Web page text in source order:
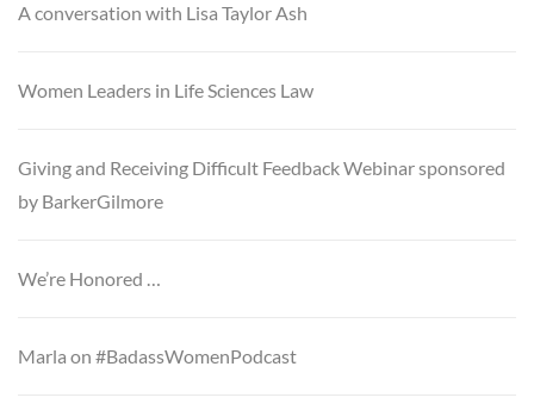
A conversation with Lisa Taylor Ash
Women Leaders in Life Sciences Law
Giving and Receiving Difficult Feedback Webinar sponsored
by BarkerGilmore
We’re Honored …
Marla on #BadassWomenPodcast